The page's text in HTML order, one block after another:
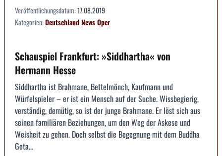
Veröffentlichungsdatum:17.08.2019
Kategorien:DeutschlandNewsOper
Schauspiel Frankfurt: »Siddhartha« von
Hermann Hesse
Siddhartha ist Brahmane, Bettelmönch, Kaufmann und
Würfelspieler – er ist ein Mensch auf der Suche. Wissbegierig,
verständig, demütig, so ist der junge Brahmane. Er löst sich aus
seinen familiären Beziehungen, um den Weg der Askese und
Weisheit zu gehen. Doch selbst die Begegnung mit dem Buddha
Gota...